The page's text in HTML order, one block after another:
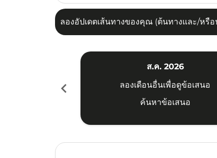
ลองอัปเดตเส้นทางของคุณ (ต้นทางและ/หรื
chevron_left
ส.ค. 2026
ลองเดือนอื่นเพื่อดูข้อเสนอ
ค้นหาข้อเสนอ